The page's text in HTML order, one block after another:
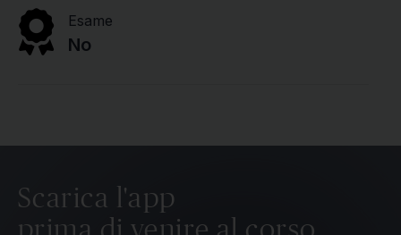
Esame
No
Scarica l'app
prima di venire al corso